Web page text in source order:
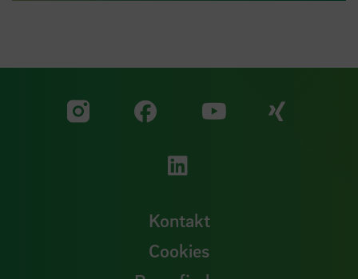
Zu unserer Facebook
Zu
Zu unserer
Kontakt
Cookies